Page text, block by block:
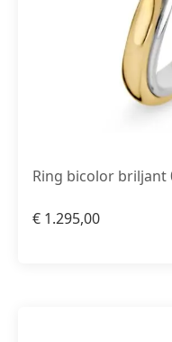
Ring bicolor briljant
€ 1.295,00